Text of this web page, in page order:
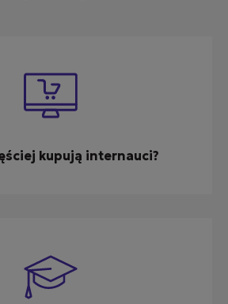
kupują internauci?